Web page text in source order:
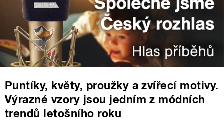
Puntíky, květy, proužky a zvířecí motivy.
Výrazné vzory jsou jedním z módních
trendů letošního roku